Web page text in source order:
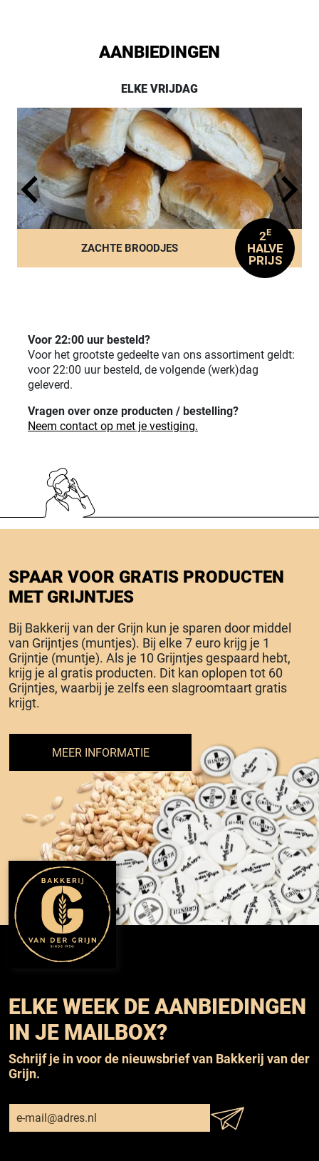
AANBIEDINGEN
ELKE VRIJDAG
ZACHTE BROODJES
2E
HALVE
PRIJS
Voor 22:00 uur besteld?
Voor het grootste gedeelte van ons assortiment geldt:
voor 22:00 uur besteld, de volgende (werk)dag
geleverd.
Vragen over onze producten / bestelling?
Neem contact op met je vestiging.
SPAAR VOOR GRATIS PRODUCTEN
MET GRIJNTJES
Bij Bakkerij van der Grijn kun je sparen door middel
van Grijntjes (muntjes). Bij elke 7 euro krijg je 1
Grijntje (muntje). Als je 10 Grijntjes gespaard hebt,
krijg je al gratis producten. Dit kan oplopen tot 60
Grijntjes, waarbij je zelfs een slagroomtaart gratis
krijgt.
MEER INFORMATIE
ELKE WEEK DE AANBIEDINGEN
IN JE MAILBOX?
Schrijf je in voor de nieuwsbrief van Bakkerij van der
Grijn.